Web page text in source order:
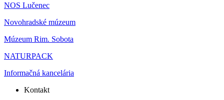
NOS Lučenec
Novohradské múzeum
Múzeum Rim. Sobota
NATURPACK
Informačná kancelária
Kontakt